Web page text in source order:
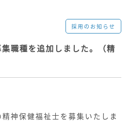
採用のお知らせ
職種を追加しました。（精
神保健福祉士を募集いたしま